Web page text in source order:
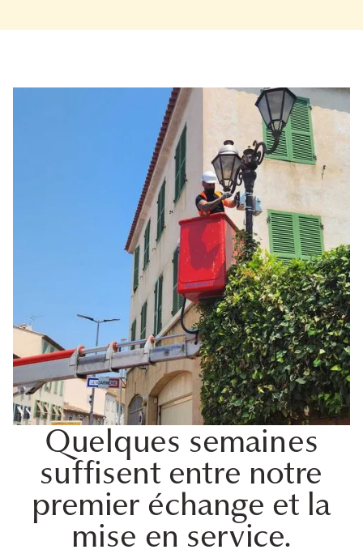
Quelques semaines
suffisent entre notre
premier échange et la
mise en service.